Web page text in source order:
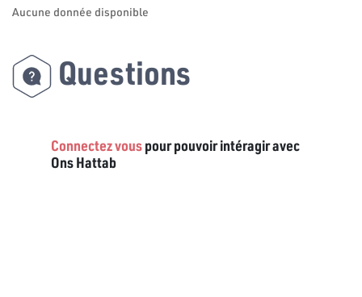
Aucune donnée disponible
Questions
Connectez vouspour pouvoir intéragir avec
Ons Hattab